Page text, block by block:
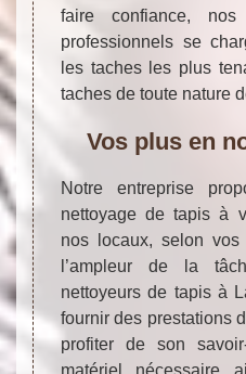
faire confiance,
professionnels se
les taches les plus
taches de toute nature
Vos plus en
Notre entreprise
nettoyage de tapis à
nos locaux, selon
l’ampleur de la
nettoyeurs de tapis à
fournir des prestations
profiter de son
matériel nécessaire